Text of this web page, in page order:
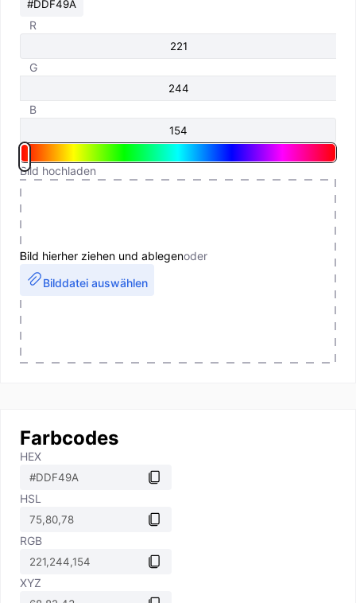
R
G
B
Bild hochladen
Bild hierher ziehen und ablegenoder
Bilddatei auswählen
Farbcodes
HEX
HSL
RGB
XYZ